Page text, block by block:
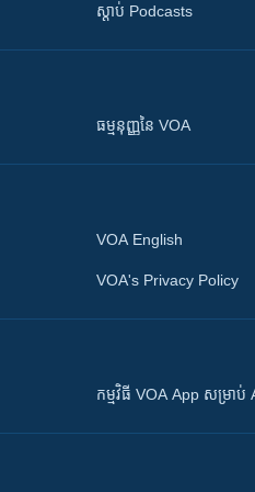
ស្តាប់ Podcasts
ធម្មនុញ្ញ​នៃ VOA
VOA English
VOA's Privacy Policy
កម្មវិធី​ VOA App សម្រា